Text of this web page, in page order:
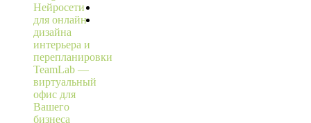
Нейросети
для онлайн
дизайна
интерьера и
перепланировки
TeamLab —
виртуальный
офис для
Вашего
бизнеса